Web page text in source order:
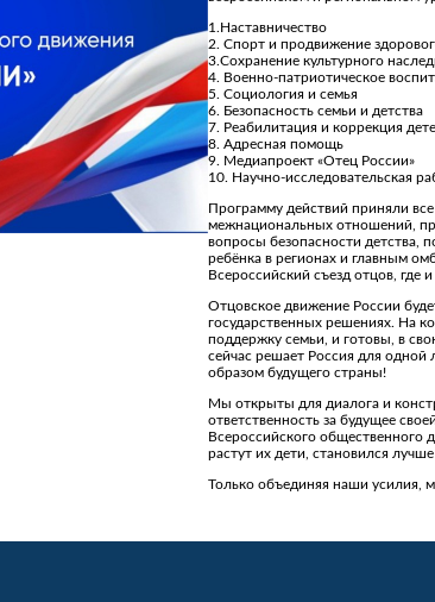
1.Наставничество
2. Спорт и продвижение
3.Сохранение культурного
4. Военно-патриотическое
5. Социология и семья
6. Безопасность семьи и детства
7. Реабилитация и коррекция
8. Адресная помощь
9. Медиапроект «Отец России»
10. Научно-исследовательская
Программу действий приняли
межнациональных отношений,
вопросы безопасности детства,
ребёнка в регионах и главным
Всероссийский съезд отцов, где
Отцовское движение России
государственных решениях. На
поддержку семьи, и готовы, в
сейчас решает Россия для одной
образом будущего страны!
Мы открыты для диалога и
ответственность за будущее
Всероссийского
растут их дети, становился
Только объединяя наши усилия,